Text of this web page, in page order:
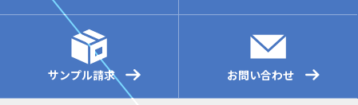
サンプル請求 お問い合わせ